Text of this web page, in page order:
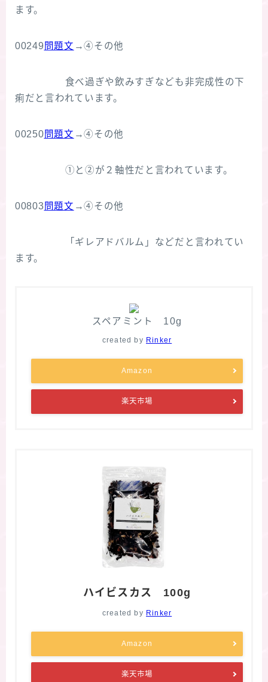
ます。
00249 問題文 →④その他
食べ過ぎや飲みすぎなども非完成性の下
痢だと言われています。
00250問題文 →④その他
①と②が２軸性だと言われています。
00803問題文 →④その他
「ギレアドバルム」などだと言われてい
ます。
スペアミント 10g
created by Rinker
Amazon
楽天市場
ハイビスカス 100g
created by Rinker
Amazon
楽天市場